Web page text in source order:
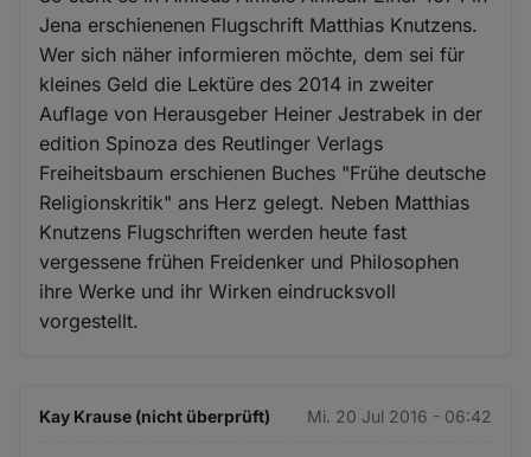
Jena erschienenen Flugschrift Matthias Knutzens.
Wer sich näher informieren möchte, dem sei für
kleines Geld die Lektüre des 2014 in zweiter
Auflage von Herausgeber Heiner Jestrabek in der
edition Spinoza des Reutlinger Verlags
Freiheitsbaum erschienen Buches "Frühe deutsche
Religionskritik" ans Herz gelegt. Neben Matthias
Knutzens Flugschriften werden heute fast
vergessene frühen Freidenker und Philosophen
ihre Werke und ihr Wirken eindrucksvoll
vorgestellt.
Kay Krause (nicht überprüft) Mi. 20 Jul 2016 - 06:42